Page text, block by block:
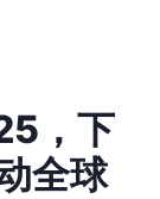
，下
全球